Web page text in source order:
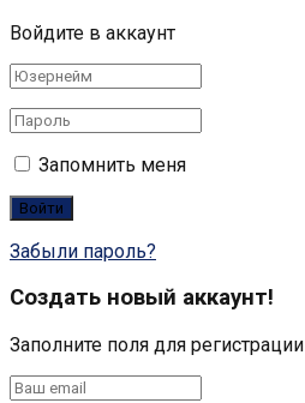
Войдите в аккаунт
Запомнить меня
Забыли пароль?
Создать новый аккаунт!
Заполните поля для регистрации